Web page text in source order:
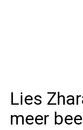
Lies
meer